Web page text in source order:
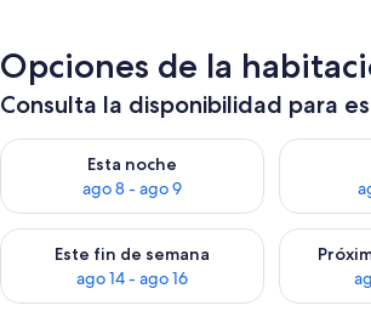
Opciones de la
Consulta la disponibilidad para
Esta noche
ago 8 - ago 9
Consulta la disponibilidad para estaConsulta
Este fin de semana
ago 14 - ago 16
Consulta la disponibilidad para este fin de
Consulta